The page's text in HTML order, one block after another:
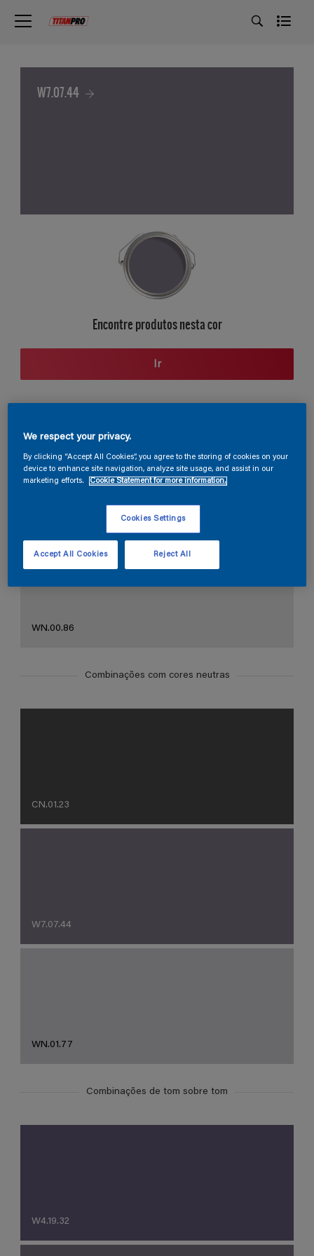
W7.07.44
Encontre produtos nesta cor
Ir
Seção de cores
WN.00.86
Combinações com cores neutras
CN.01.23
W7.07.44
WN.01.77
Combinações de tom sobre tom
W4.19.32
We respect your privacy.
By clicking “Accept All Cookies”, you agree to the storing of cookies on your
device to enhance site navigation, analyze site usage, and assist in our
marketing efforts.
Cookie Statement for more information.
Cookies Settings
Reject All
Accept All Cookies